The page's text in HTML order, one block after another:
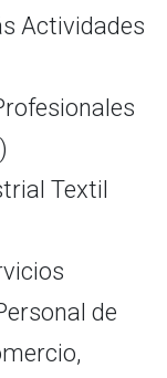
Actividades
Textil
de